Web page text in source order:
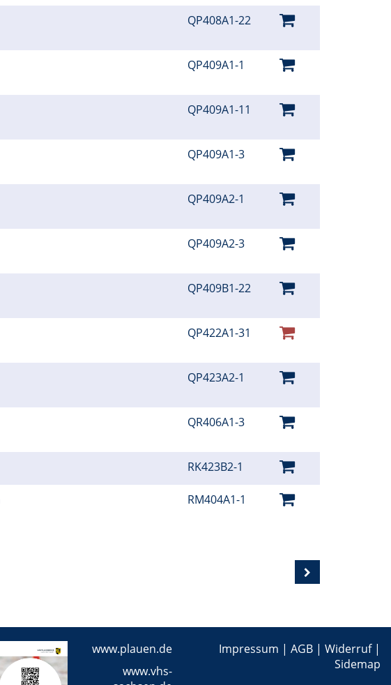
QP408A1-22
QP409A1-1
QP409A1-11
QP409A1-3
QP409A2-1
QP409A2-3
QP409B1-22
QP422A1-31
QP423A2-1
QR406A1-3
RK423B2-1
RM404A1-1
www.plauen.de
www.vhs-
Impressum | AGB| Widerruf|
Sidemap